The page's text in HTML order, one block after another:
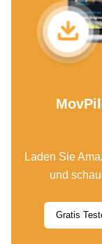
Laden Sie
und
Gratis